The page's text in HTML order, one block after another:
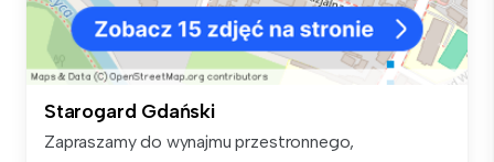
Starogard Gdański
Zapraszamy do wynajmu przestronnego,